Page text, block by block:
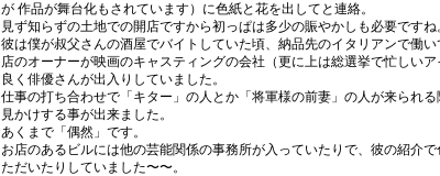
が 作品が舞台化もされています）に色紙と花を出してと連絡。
見ず知らずの土地での開店ですから初っぱは多少の賑やかしも必要ですね
彼は僕が叔父さんの酒屋でバイトしていた頃、納品先のイタリアンで働
店のオーナーが映画のキャスティングの会社（更に上は総選挙で忙しい
良く俳優さんが出入りしていました。
仕事の打ち合わせで「キター」の人とか「将軍様の前妻」の人が来られ
見かけする事が出来ました。
あくまで「偶然」です。
お店のあるビルには他の芸能関係の事務所が入っていたりで、彼の紹介
ただいたりしていました〜〜。